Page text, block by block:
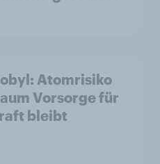
Atomrisiko
Vorsorge für
bleibt